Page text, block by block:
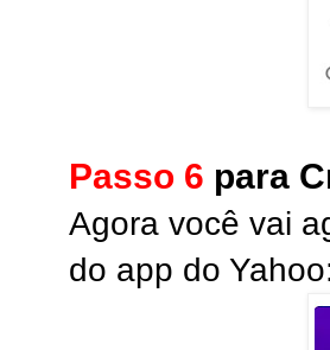
Passo 6 para
Agora você vai
do app do